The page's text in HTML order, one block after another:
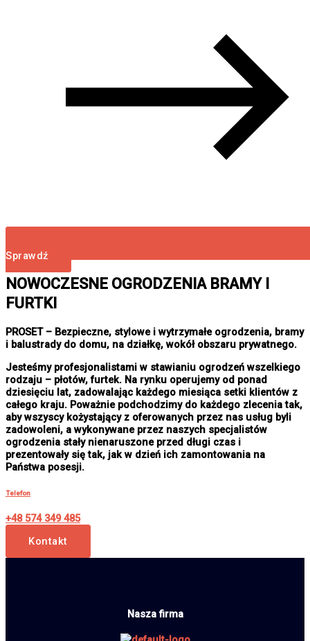
Sprawdź
NOWOCZESNE OGRODZENIA BRAMY I
FURTKI
PROSET – Bezpieczne, stylowe i wytrzymałe ogrodzenia, bramy
i balustrady do domu, na działkę, wokół obszaru prywatnego.
Jesteśmy profesjonalistami w stawianiu ogrodzeń wszelkiego
rodzaju – płotów, furtek. Na rynku operujemy od ponad
dziesięciu lat, zadowalając każdego miesiąca setki klientów z
całego kraju. Poważnie podchodzimy do każdego zlecenia tak,
aby wszyscy kożystający z oferowanych przez nas usług byli
zadowoleni, a wykonywane przez naszych specjalistów
ogrodzenia stały nienaruszone przed długi czas i
prezentowały się tak, jak w dzień ich zamontowania na
Państwa posesji.
Telefon
+48 574 349 485
Kontakt
Nasza firma